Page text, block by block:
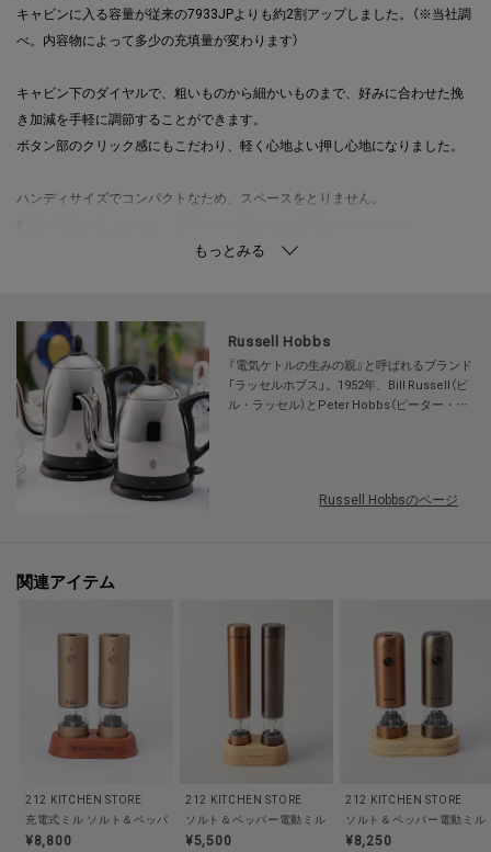
キャビンに入る容量が従来の7933JPよりも約2割アップしました。（※当社調
べ。内容物によって多少の充填量が変わります）
キャビン下のダイヤルで、粗いものから細かいものまで、好みに合わせた挽
き加減を手軽に調節することができます。
ボタン部のクリック感にもこだわり、軽く心地よい押し心地になりました。
ハンディサイズでコンパクトなため、スペースをとりません。
錆の心配がなく、岩塩にも使用できる丈夫なセラミック製の刃を採用。
摩擦熱が生じにくいため、熱で飛びやすい胡椒の香りを保ちます。
【取り扱い方法】
食洗器/乾燥機:×
電子レンジ:×
その他:--
【主な製品仕様】
電源:単四乾電池4本（別売り、一本当たり）※充電式乾電池使用可
た、パソコン・スマートフォンなどの環境により、若干製品と画像のカラー
が異なる場合もございます。
Russell Hobbs
『電気ケトルの生みの親』と呼ばれるブランド
「ラッセルホブス」。1952年、Bill Russell（ビ
ル・ラッセル）とPeter Hobbs（ピーター・ホ
Russell Hobbsのページ
関連アイテム
212 KITCHEN STORE
充電式ミル ソルト＆ペ
¥8,800
212 KITCHEN STORE
ソルト＆ペッパー電動ミル ＜atomico アトミコ＞
¥5,500
212 KITCHEN STORE
ソルト＆ペッパー電動ミ
¥8,250